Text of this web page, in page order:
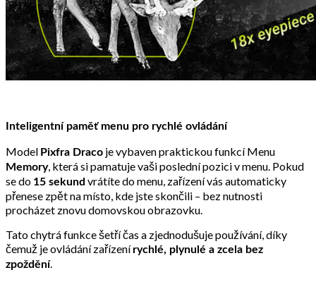
Inteligentní paměť menu pro rychlé ovládání
Model Pixfra Draco je vybaven praktickou funkcí Menu
Memory, která si pamatuje vaši poslední pozici v menu. Pokud
se do 15 sekundvrátíte do menu, zařízení vás automaticky
přenese zpět na místo, kde jste skončili – bez nutnosti
procházet znovu domovskou obrazovku.
Tato chytrá funkce šetří čas a zjednodušuje používání, díky
čemuž je ovládání zařízenírychlé, plynulé a zcela bez
zpoždění.